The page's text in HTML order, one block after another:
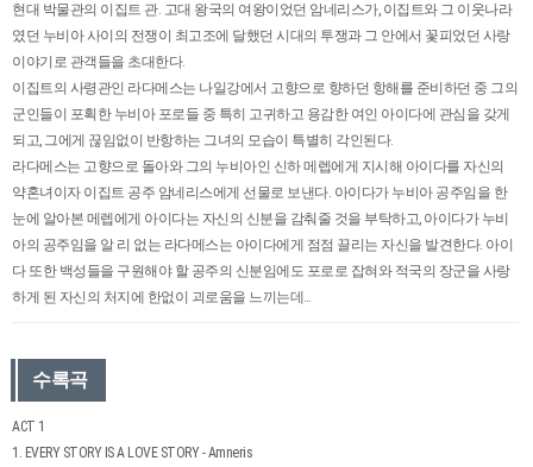
현대 박물관의 이집트 관. 고대 왕국의 여왕이었던 암네리스가, 이집트와 그 이웃나라
였던 누비아 사이의 전쟁이 최고조에 달했던 시대의 투쟁과 그 안에서 꽃피었던 사랑
이야기로 관객들을 초대한다.
이집트의 사령관인 라다메스는 나일강에서 고향으로 향하던 항해를 준비하던 중 그의
군인들이 포획한 누비아 포로들 중 특히 고귀하고 용감한 여인 아이다에 관심을 갖게
되고, 그에게 끊임없이 반항하는 그녀의 모습이 특별히 각인된다.
라다메스는 고향으로 돌아와 그의 누비아인 신하 메렙에게 지시해 아이다를 자신의
약혼녀이자 이집트 공주 암네리스에게 선물로 보낸다. 아이다가 누비아 공주임을 한
눈에 알아본 메렙에게 아이다는 자신의 신분을 감춰줄 것을 부탁하고, 아이다가 누비
아의 공주임을 알 리 없는 라다메스는 아이다에게 점점 끌리는 자신을 발견한다. 아이
다 또한 백성들을 구원해야 할 공주의 신분임에도 포로로 잡혀와 적국의 장군을 사랑
하게 된 자신의 처지에 한없이 괴로움을 느끼는데…
수록곡
ACT 1
1. EVERY STORY IS A LOVE STORY - Amneris